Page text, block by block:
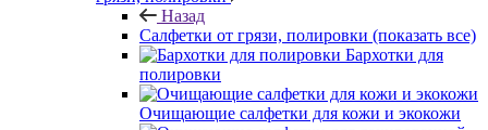
Салфетки от грязи, полировки
Бархотки для
полировки
Очищающие салфетки для кожи и экокожи